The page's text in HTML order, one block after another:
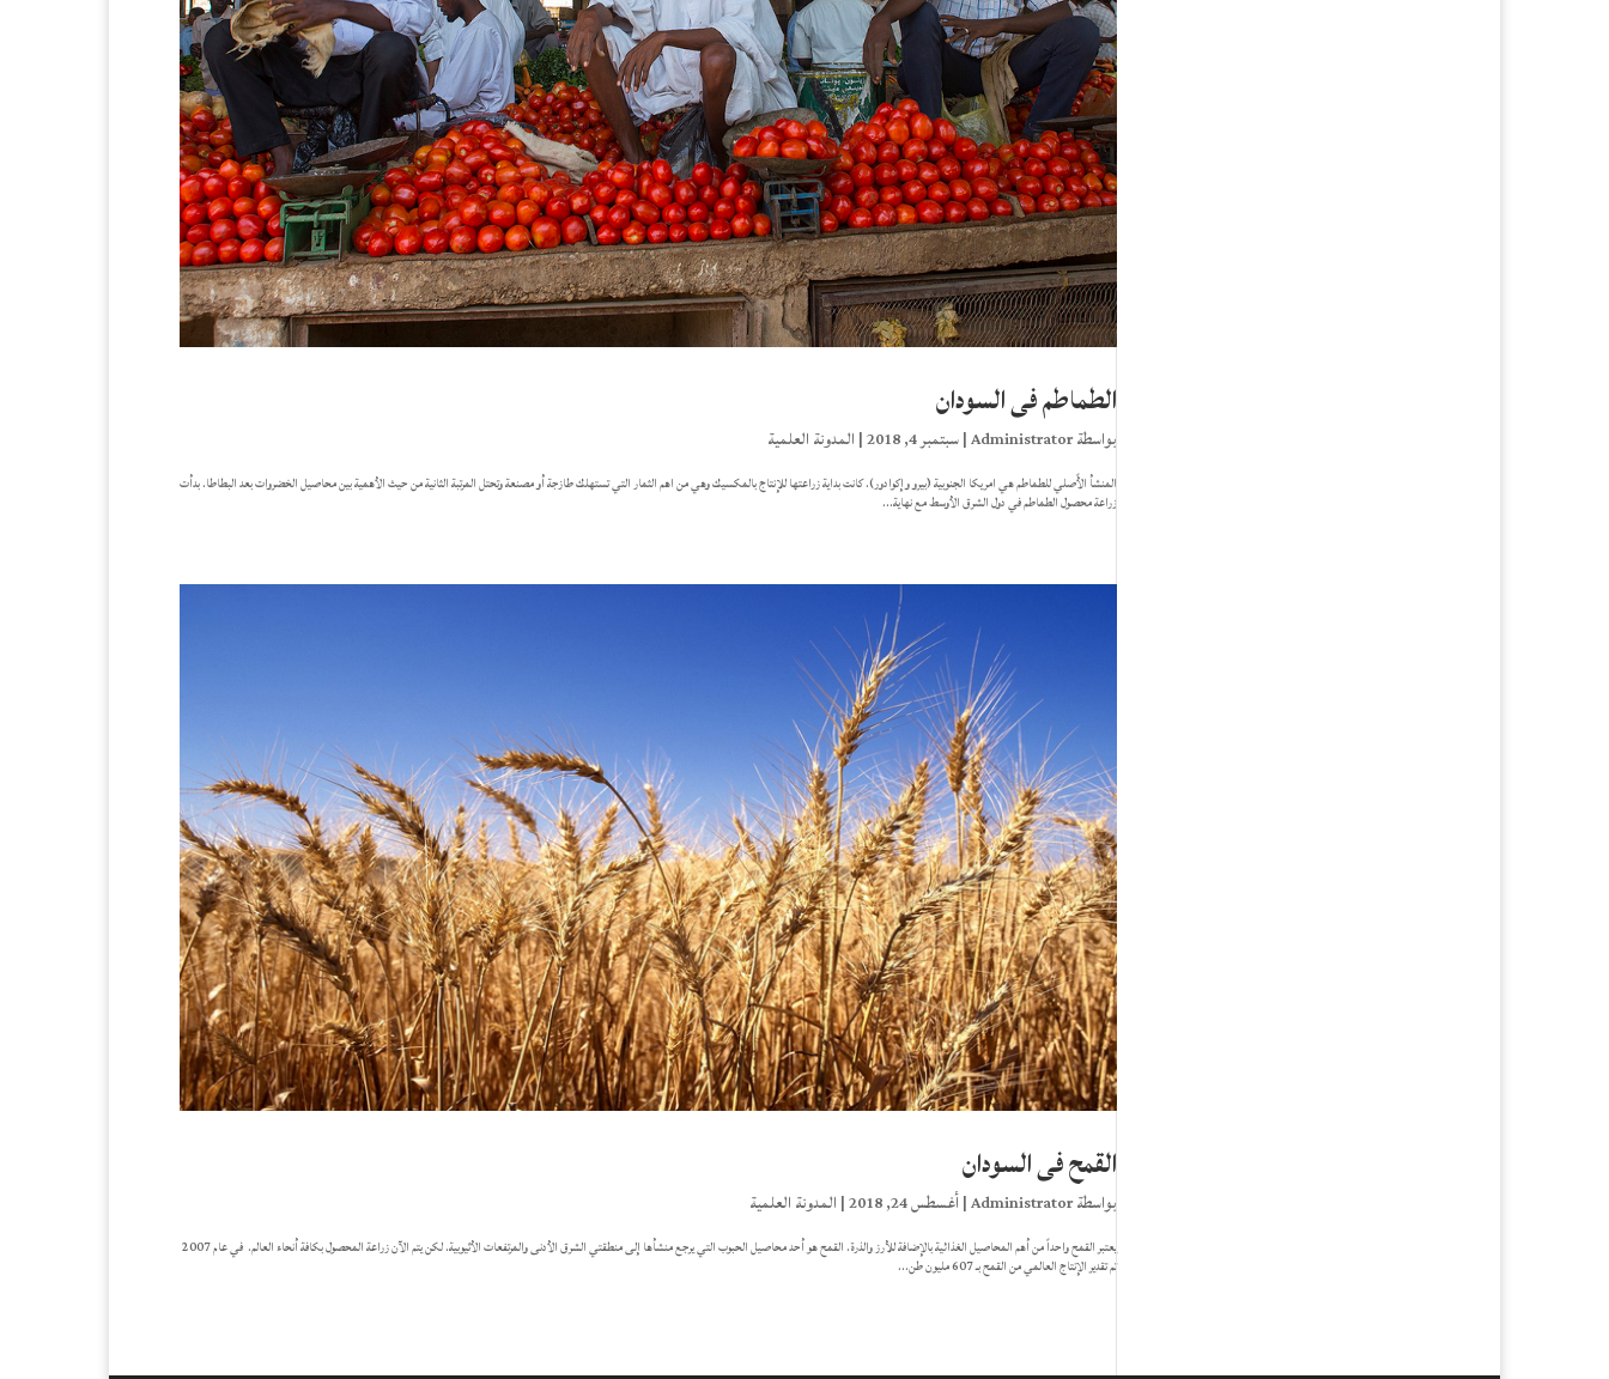
الطماطم فى السودان
بواسطةAdministrator
|سبتمبر 4, 2018 |المدونة العلمية
المنشأ الأًصلي للطماطم هي امريكا الجنوبية (بيرو وإكوادور). كانت بداية زراعتها للإنتاج بالمكسيك وهي من اهم الثمار التي تستهلك طازجة أو مصنعة وتحتل المرتبة الثانية من حيث الأهمية بين محاصيل الخضروات بعد البطاطا. بدأت
زراعة محصول الطماطم في دول الشرق الأوسط مع نهاية...
القمح فى السودان
بواسطةAdministrator
|أغسطس 24, 2018 |المدونة العلمية
يعتبر القمح واحداً من أهم المحاصيل الغذائية بالإضافة للأرز والذرة. القمح هو أحد محاصيل الحبوب التي يرجع منشأها إلى منطقتي الشرق الأدنى والمرتفعات الأثيوبية. لكن يتم الآن زراعة المحصول بكافة أنحاء العالم. في عام 2007
تم تقدير الإنتاج العالمي من القمح بـ 607 مليون طن...